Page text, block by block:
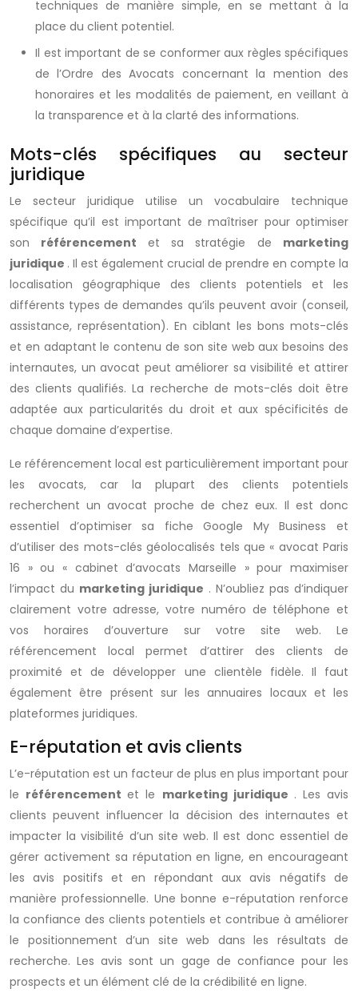
techniques de manière simple, en se mettant à la
place du client potentiel.
Il est important de se conformer aux règles spécifiques
de l’Ordre des Avocats concernant la mention des
honoraires et les modalités de paiement, en veillant à
la transparence et à la clarté des informations.
Mots-clés spécifiques au secteur
juridique
Le secteur juridique utilise un vocabulaire technique
spécifique qu’il est important de maîtriser pour optimiser
son référencement et sa stratégie de marketing
juridique . Il est également crucial de prendre en compte la
localisation géographique des clients potentiels et les
différents types de demandes qu’ils peuvent avoir (conseil,
assistance, représentation). En ciblant les bons mots-clés
et en adaptant le contenu de son site web aux besoins des
internautes, un avocat peut améliorer sa visibilité et attirer
des clients qualifiés. La recherche de mots-clés doit être
adaptée aux particularités du droit et aux spécificités de
chaque domaine d’expertise.
Le référencement local est particulièrement important pour
les avocats, car la plupart des clients potentiels
recherchent un avocat proche de chez eux. Il est donc
essentiel d’optimiser sa fiche Google My Business et
d’utiliser des mots-clés géolocalisés tels que « avocat Paris
16 » ou « cabinet d’avocats Marseille » pour maximiser
l’impact du marketing juridique . N’oubliez pas d’indiquer
clairement votre adresse, votre numéro de téléphone et
vos horaires d’ouverture sur votre site web. Le
référencement local permet d’attirer des clients de
proximité et de développer une clientèle fidèle. Il faut
également être présent sur les annuaires locaux et les
plateformes juridiques.
E-réputation et avis clients
L’e-réputation est un facteur de plus en plus important pour
le référencementet le marketing juridique . Les avis
clients peuvent influencer la décision des internautes et
impacter la visibilité d’un site web. Il est donc essentiel de
gérer activement sa réputation en ligne, en encourageant
les avis positifs et en répondant aux avis négatifs de
manière professionnelle. Une bonne e-réputation renforce
la confiance des clients potentiels et contribue à améliorer
le positionnement d’un site web dans les résultats de
recherche. Les avis sont un gage de confiance pour les
prospects et un élément clé de la crédibilité en ligne.